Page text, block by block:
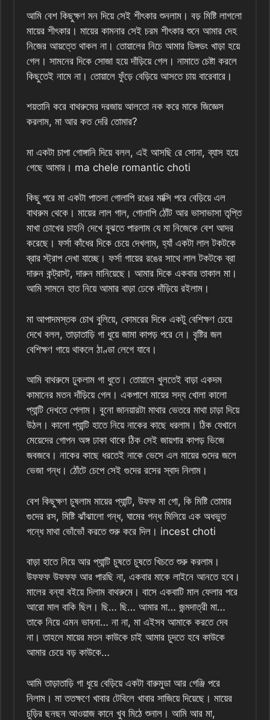
আমি বেশ কিছুক্ষণ মন দিয়ে সেই শীৎকার শুনলাম। বড় মিষ্টি লাগলো
মায়ের শীৎকার। মায়ের কামনার সেই চরম শীৎকার শুনে আমার দেহ
নিজের আয়ত্তে থাকল না। তোয়ালের নিচে আমার ডিঙ্গডং খাড়া হয়ে
গেল। সামনের দিকে সোজা হয়ে দাঁড়িয়ে গেল। নামাতে চেষ্টা করলে
কিছুতেই নামে না। তোয়ালে ফুঁড়ে বেড়িয়ে আসতে চায় বারেবারে।
শয়তানি করে বাথরুমের দরজায় আলতো নক করে মাকে জিজ্ঞেস
করলাম, মা আর কত দেরি তোমার?
মা একটা চাপা গোঙ্গানি দিয়ে বলল, এই আসছি রে সোনা, ব্যাস হয়ে
গেছে আমার। ma chele romantic choti
কিছু পরে মা একটা পাতলা গোলাপি রঙের মাক্সি পরে বেড়িয়ে এল
বাথরুম থেকে। মায়ের লাল গাল, গোলাপি ঠোঁট আর ভাসাভাসা তৃপ্তি
মাখা চোখের চাহনি দেখে বুঝতে পারলাম যে মা নিজেকে বেশ আদর
করেছে। ফর্সা কাঁধের দিকে চেয়ে দেখলাম, হ্যাঁ একটা লাল টকটকে
ব্রার স্ট্রাপ দেখা যাচ্ছে। ফর্সা গায়ের রঙের সাথে লাল টকটকে ব্রা
দারুন কন্ট্রাস্ট, দারুন মানিয়েছে। আমার দিকে একবার তাকাল মা।
আমি সামনে হাত নিয়ে আমার বাড়া ঢেকে দাঁড়িয়ে রইলাম।
মা আপাদমস্তক চোখ বুলিয়ে, কোমরের দিকে একটু বেশিক্ষণ চেয়ে
দেখে বলল, তাড়াতাড়ি গা ধুয়ে জামা কাপড় পরে নে। বৃষ্টির জল
বেশিক্ষণ গায়ে থাকলে ঠাণ্ডা লেগে যাবে।
আমি বাথরুমে ঢুকলাম গা ধুতে। তোয়ালে খুলতেই বাড়া একদম
কামানের মতন দাঁড়িয়ে গেল। একপাশে মায়ের সদ্য খোলা কালো
প্যান্টি দেখতে পেলাম। বুনো জানয়ারটা মাথার ভেতরে মাথা চাড়া দিয়ে
উঠল। কালো প্যান্টি হাতে নিয়ে নাকের কাছে ধরলাম। ঠিক যেখানে
মেয়েদের গোপন অঙ্গ ঢাকা থাকে ঠিক সেই জায়গার কাপড় ভিজে
জবজবে। নাকের কাছে ধরতেই নাকে ভেসে এল মায়ের গুদের জলে
ভেজা গন্ধ। ঠোঁটে চেপে সেই গুদের রসের স্বাদ নিলাম।
বেশ কিছুক্ষণ চুষলাম মায়ের প্যান্টি, উফফ মা গো, কি মিষ্টি তোমার
গুদের রস, মিষ্টি ঝাঁঝালো গন্ধ, ঘামের গন্ধ মিলিয়ে এক অধভুত
গন্ধে মাথা ভোঁভোঁ করতে শুরু করে দিল। incest choti
বাড়া হাতে নিয়ে আর প্যান্টি চুষতে চুষতে খিচতে শুরু করলাম।
উফফফ উফফফ আর পারছি না, একবার মাকে লাইনে আনতে হবে।
মালের বন্যা বইয়ে দিলাম বাথরুমে। বাসে একবাটি মাল ফেলার পরে
আরো মাল বাকি ছিল। ছি… ছি… আমার মা… জন্মদাত্রী মা…
তাকে নিয়ে এমন ভাবনা… না না, মা এইসব আমাকে করতে দেব
না। তাহলে মায়ের মতন কাউকে চাই আমার চুদতে হবে কাউকে
আমার চেয়ে বড় কাউকে…
আমি তাড়াতাড়ি গা ধুয়ে বেড়িয়ে একটা বারুমুডা আর গেঞ্জি পরে
নিলাম। মা ততক্ষণে খাবার টেবিলে খাবার সাজিয়ে দিয়েছে। মায়ের
চুড়ির ছনছন আওয়াজ কানে খুব মিঠে শুনাল। আমি আর মা,